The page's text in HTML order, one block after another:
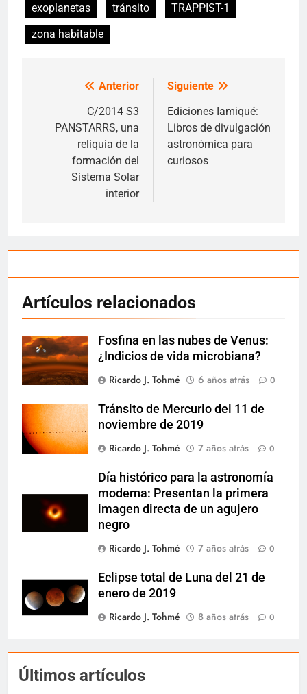
exoplanetas
tránsito
TRAPPIST-1
zona habitable
Navegación
entradas
Anterior
C/2014 S3
PANSTARRS, una
reliquia de la
formación del
Sistema Solar
interior
Siguiente
Ediciones Iamiqué:
Libros de divulgación
astronómica para
curiosos
Artículos relacionados
Fosfina en las nubes de Venus:
¿Indicios de vida microbiana?
Ricardo J. Tohmé
6 años atrás 0
Tránsito de Mercurio del 11 de
noviembre de 2019
Ricardo J. Tohmé
7 años atrás 0
Día histórico para la astronomía
moderna: Presentan la primera
imagen directa de un agujero
negro
Ricardo J. Tohmé
7 años atrás 0
Eclipse total de Luna del 21 de
enero de 2019
Ricardo J. Tohmé
8 años atrás 0
Últimos artículos